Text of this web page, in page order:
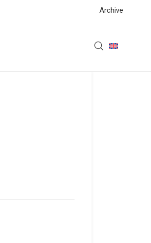
Archive